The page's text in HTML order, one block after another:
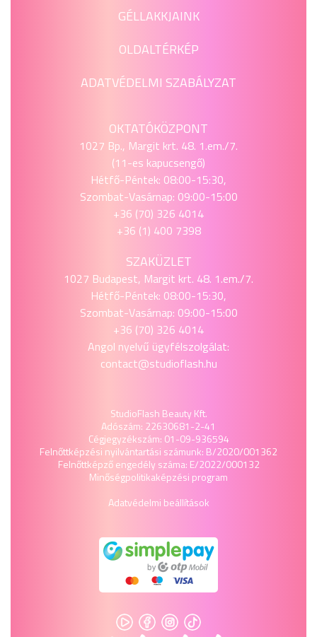
GÉLLAKKJAINK
OLDALTÉRKÉP
ADATVÉDELMI SZABÁLYZAT
OKTATÓKÖZPONT
1027 Bp., Margit krt. 48. 1.em./7.
(11-es kapucsengő)
Hétfő-Péntek: 08:00-15:30,
Szombat-Vasárnap: 09:00-15:00
+36 (70) 326 4014
+36 (1) 400 7398
SZAKÜZLET
1027 Budapest, Margit krt. 48. 1.em./7.
Hétfő-Péntek: 08:00-15:30,
Szombat-Vasárnap: 09:00-15:00
+36 (70) 326 4014
Angol nyelvű ügyfélszolgálat:
contact@studioflash.hu
StudioFlash Beauty Kft.
Adószám: 22630681-2-41
Cégjegyzékszám: 01-09-936594
Felnőttképzési nyilvántartási számunk: B/2020/001362
Felnőttképző engedély száma: E/2022/000132
Minőségpolitikaképzési program
Adatvédelmi beállítások